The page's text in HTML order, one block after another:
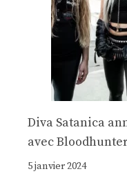
Diva Satanica
avec
5 janvier 2024